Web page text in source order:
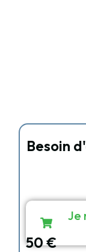
Besoin
Je
50 €